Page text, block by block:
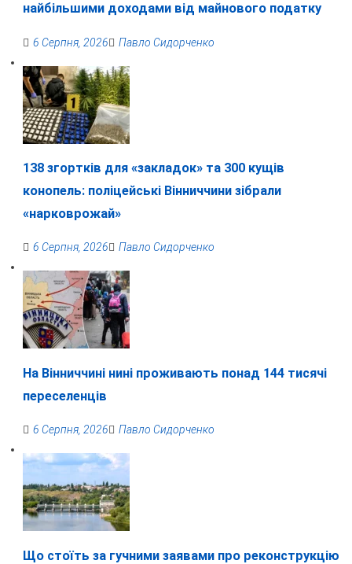
найбільшими доходами від майнового податку
6 Серпня, 2026 Павло Сидорченко
138 згортків для «закладок» та 300 кущів
конопель: поліцейські Вінниччини зібрали
«нарковрожай»
6 Серпня, 2026 Павло Сидорченко
На Вінниччині нині проживають понад 144 тисячі
переселенців
6 Серпня, 2026 Павло Сидорченко
Що стоїть за гучними заявами про реконструкцію